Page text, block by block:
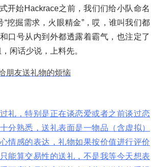
开始Hackrace之前，我们们给小队命名
“挖掘需求，火眼精金”，哎，谁叫我们都
口号从内到外都透露着霸气，也注定了
闲话少说，上料先。
朋友送礼物的烦恼
礼，特别是正在谈恋爱或者之前谈过恋
分熟悉，送礼表面是一物品（含虚拟）
情感的表达，礼物如果按价值进行评价
能算交易性的送礼，不是我等今天想表